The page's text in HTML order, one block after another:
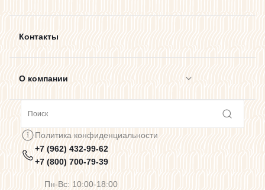
Контакты
О компании
Предупреждения о цветопередаче
Политика конфиденциальности
+7 (962) 432-99-62
+7 (800) 700-79-39
Пн-Вс: 10:00-18:00